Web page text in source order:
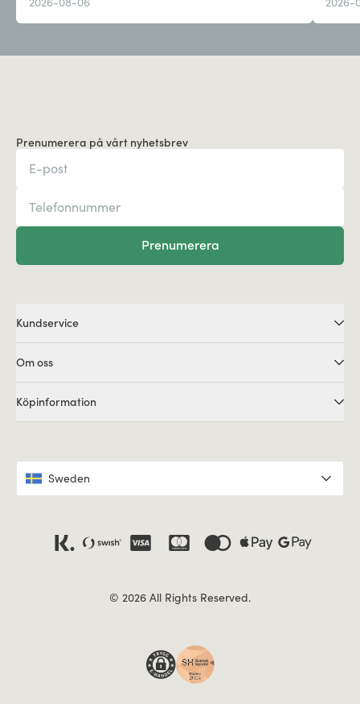
Prenumerera på vårt nyhetsbrev
Prenumerera
© 2026 All Rights Reserved.
Kundservice
Om oss
Köpinformation
Sweden